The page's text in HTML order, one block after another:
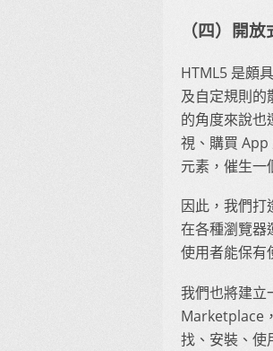
（四）開
HTML5 是頗
及自定規則的
的角度來說也
視、購買
元素，催生一
因此，我們打
在各種瀏覽器
使用者能保有
我們也將建立
Marketplace
找、安裝、使